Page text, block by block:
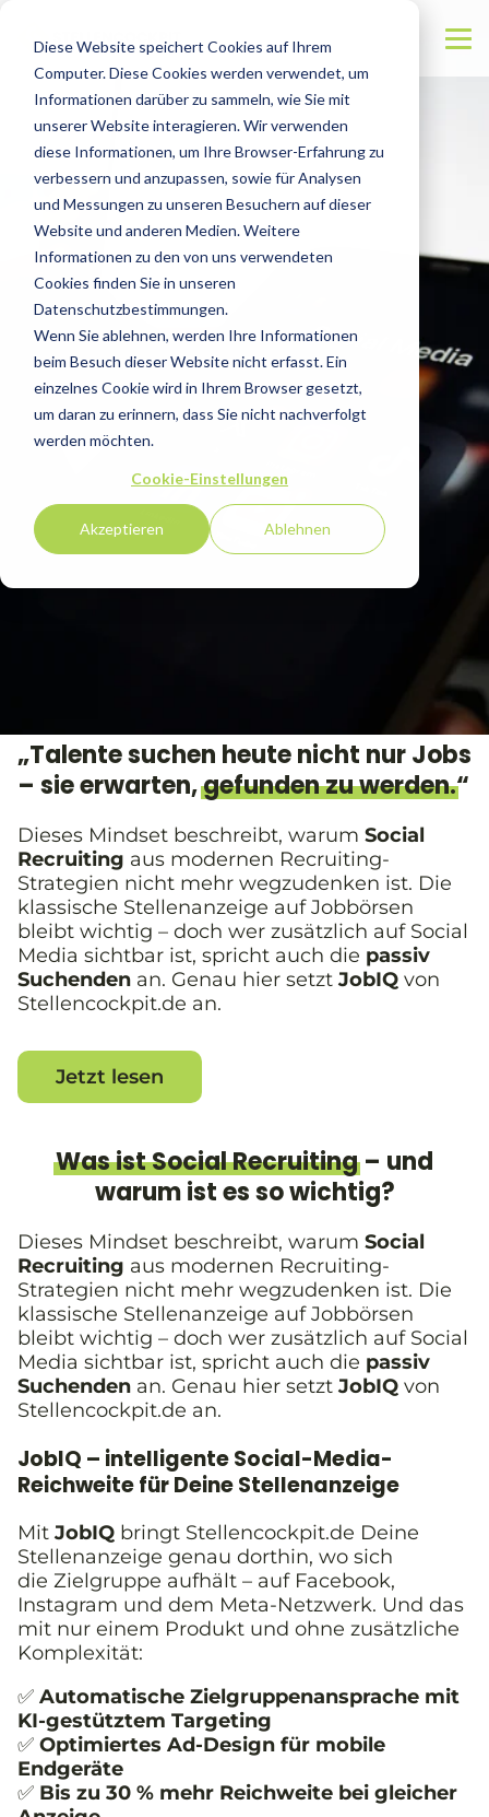
Diese Website speichert Cookies auf Ihrem
Computer. Diese Cookies werden verwendet, um
Informationen darüber zu sammeln, wie Sie mit
unserer Website interagieren. Wir verwenden
diese Informationen, um Ihre Browser-Erfahrung zu
verbessern und anzupassen, sowie für Analysen
und Messungen zu unseren Besuchern auf dieser
Website und anderen Medien. Weitere
Informationen zu den von uns verwendeten
Cookies finden Sie in unseren
Datenschutzbestimmungen.
Wenn Sie ablehnen, werden Ihre Informationen
beim Besuch dieser Website nicht erfasst. Ein
einzelnes Cookie wird in Ihrem Browser gesetzt,
um daran zu erinnern, dass Sie nicht nachverfolgt
werden möchten.
Cookie-Einstellungen
Akzeptieren Ablehnen
„Talente suchen heute nicht nur Jobs
– sie erwarten,gefunden zu werden.“
Dieses Mindset beschreibt, warum Social
Recruiting aus modernen Recruiting-
Strategien nicht mehr wegzudenken ist. Die
klassische Stellenanzeige auf Jobbörsen
bleibt wichtig – doch wer zusätzlich auf Social
Media sichtbar ist, spricht auch die passiv
Suchenden an. Genau hier setzt JobIQ von
Stellencockpit.de an.
Jetzt lesen
Was ist Social Recruiting– und
warum ist es so wichtig?
Dieses Mindset beschreibt, warum Social
Recruiting aus modernen Recruiting-
Strategien nicht mehr wegzudenken ist. Die
klassische Stellenanzeige auf Jobbörsen
bleibt wichtig – doch wer zusätzlich auf Social
Media sichtbar ist, spricht auch die passiv
Suchenden an. Genau hier setzt JobIQ von
Stellencockpit.de an.
JobIQ – intelligente Social-Media-
Reichweite für Deine Stellenanzeige
Mit JobIQ bringt Stellencockpit.de Deine
Stellenanzeige genau dorthin, wo sich
die Zielgruppe aufhält – auf Facebook,
Instagram und dem Meta-Netzwerk. Und das
mit nur einem Produkt und ohne zusätzliche
Komplexität:
✅ Automatische Zielgruppenansprache mit
KI-gestütztem Targeting
✅ Optimiertes Ad-Design für mobile
Endgeräte
✅ Bis zu 30 % mehr Reichweite bei gleicher